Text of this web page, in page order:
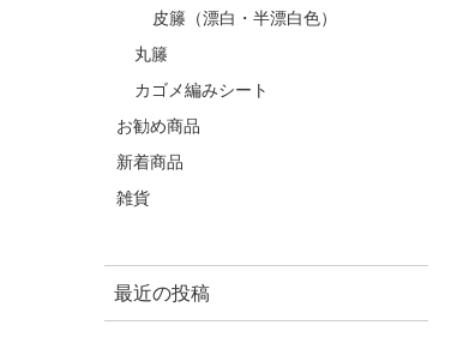
皮籐（漂白・半漂白色）
丸籐
カゴメ編みシート
お勧め商品
新着商品
雑貨
最近の投稿